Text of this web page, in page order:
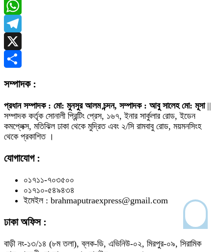
Messenger
WhatsApp
Telegram
X
সম্পাদক :
প্রধান সম্পাদক : মো: মুনসুর আলম চন্দন, সম্পাদক : আবু সালেহ মো: মূসা||
সম্পাদক কর্তৃক সোনালী প্রিন্টিং প্রেস, ১৬৭, ইনার সার্কুলার রোড, ইডেন
কমপ্লেক্স, মতিঝিল ঢাকা থেকে মুদ্রিত এবং ২/সি রামবাবু রোড, ময়মনসিংহ
থেকে প্রকাশিত ।
যোগাযোগ :
০১৭১১-৭০৩৫০০
০১৭১০-৫৪৯৪৩৪
ইমেইল : brahmaputraexpress@gmail.com
ঢাকা অফিস :
বাড়ী নং-১৩/১৪ (৮ম তলা), ব্লক-ডি, এভিনিউ-০২, মিরপুর-০৯, সিরামিক